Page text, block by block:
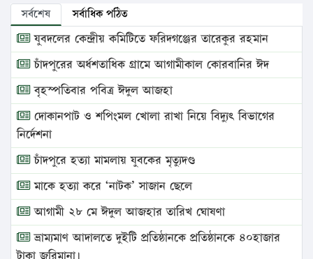
সর্বশেষ সর্বাধিক পঠিত
যুবদলের কেন্দ্রীয় কমিটিতে ফরিদগঞ্জের তারেকুর রহমান
চাঁদপুরের অর্ধশতাধিক গ্রামে আগামীকাল কোরবানির ঈদ
বৃহস্পতিবার পবিত্র ঈদুল আজহা
দোকানপাট ও শপিংমল খোলা রাখা নিয়ে বিদ্যুৎ বিভাগের
নির্দেশনা
চাঁদপুরে হত্যা মামলায় যুবকের মৃত্যুদণ্ড
মাকে হত্যা করে ‘নাটক’ সাজান ছেলে
আগামী ২৮ মে ঈদুল আজহার তারিখ ঘোষণা
ভ্রাম্যমাণ আদালতে দুইটি প্রতিষ্ঠানকে প্রতিষ্ঠানকে ৪০হাজার